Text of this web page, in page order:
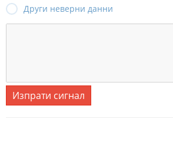
Други неверни данни
Изпрати сигнал